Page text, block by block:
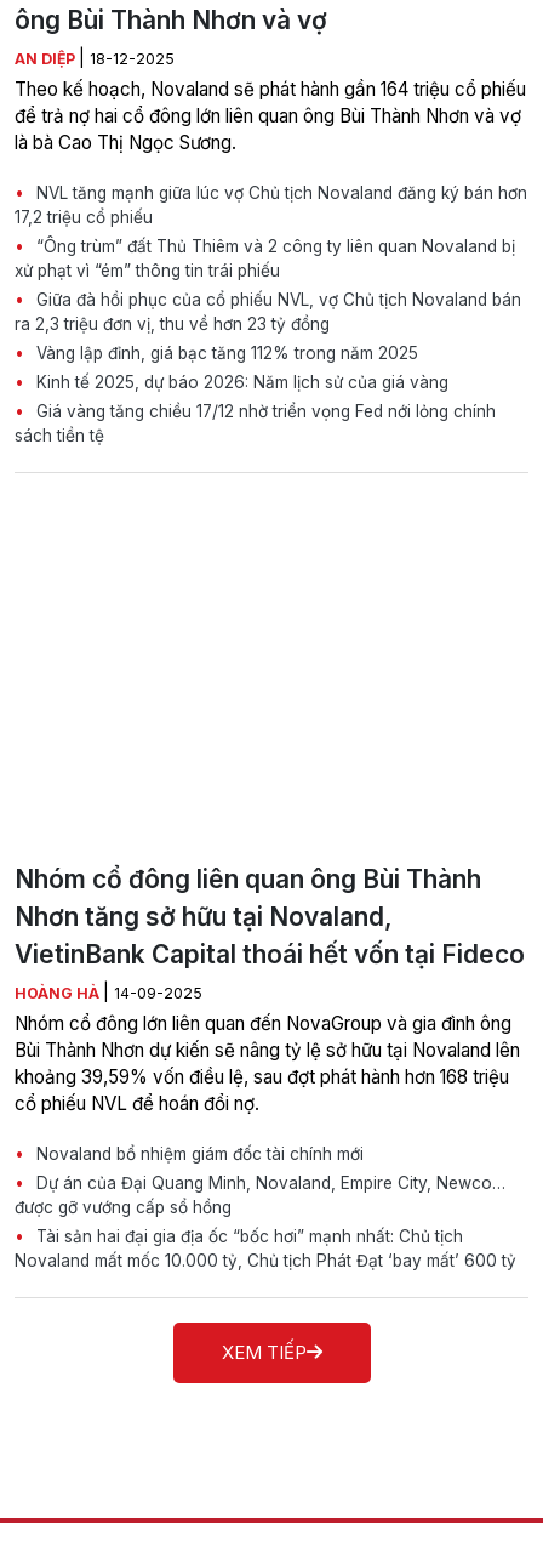
ông Bùi Thành Nhơn và vợ
AN DIỆP 18-12-2025
Theo kế hoạch, Novaland sẽ phát hành gần 164 triệu cổ phiếu
để trả nợ hai cổ đông lớn liên quan ông Bùi Thành Nhơn và vợ
là bà Cao Thị Ngọc Sương.
NVL tăng mạnh giữa lúc vợ Chủ tịch Novaland đăng ký bán hơn
17,2 triệu cổ phiếu
“Ông trùm” đất Thủ Thiêm và 2 công ty liên quan Novaland bị
xử phạt vì “ém” thông tin trái phiếu
Giữa đà hồi phục của cổ phiếu NVL, vợ Chủ tịch Novaland bán
ra 2,3 triệu đơn vị, thu về hơn 23 tỷ đồng
Vàng lập đỉnh, giá bạc tăng 112% trong năm 2025
Kinh tế 2025, dự báo 2026: Năm lịch sử của giá vàng
Giá vàng tăng chiều 17/12 nhờ triển vọng Fed nới lỏng chính
sách tiền tệ
Nhóm cổ đông liên quan ông Bùi Thành
Nhơn tăng sở hữu tại Novaland,
VietinBank Capital thoái hết vốn tại Fideco
HOÀNG HÀ 14-09-2025
Nhóm cổ đông lớn liên quan đến NovaGroup và gia đình ông
Bùi Thành Nhơn dự kiến sẽ nâng tỷ lệ sở hữu tại Novaland lên
khoảng 39,59% vốn điều lệ, sau đợt phát hành hơn 168 triệu
cổ phiếu NVL để hoán đổi nợ.
Novaland bổ nhiệm giám đốc tài chính mới
Dự án của Đại Quang Minh, Novaland, Empire City, Newco…
được gỡ vướng cấp sổ hồng
Tài sản hai đại gia địa ốc “bốc hơi” mạnh nhất: Chủ tịch
Novaland mất mốc 10.000 tỷ, Chủ tịch Phát Đạt ‘bay mất’ 600 tỷ
XEM TIẾP